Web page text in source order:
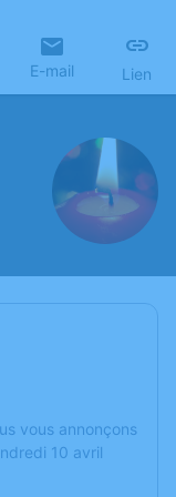
E-mail Lien
vous annonçons
10 avril